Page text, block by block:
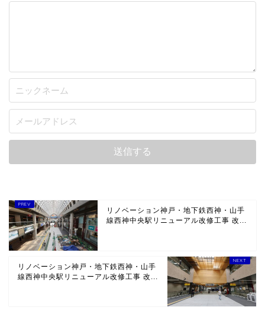
リノベーション神戸・地下鉄西神・山手
線西神中央駅リニューアル改修工事 改...
リノベーション神戸・地下鉄西神・山手
線西神中央駅リニューアル改修工事 改...